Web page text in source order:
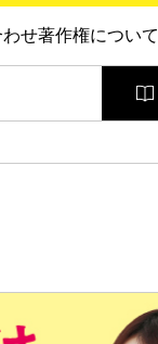
せ著作権について